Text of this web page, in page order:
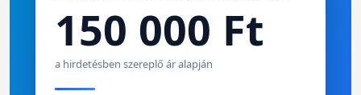
150 000 Ft
a hirdetésben szereplő ár alapján